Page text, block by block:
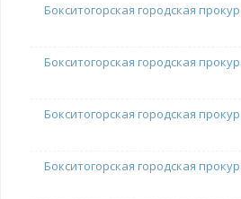
Бокситогорская городская
Бокситогорская городская
Бокситогорская городская
Бокситогорская городская